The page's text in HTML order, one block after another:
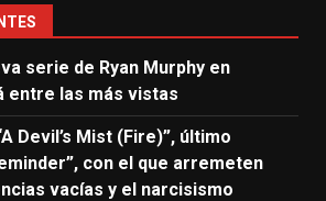
serie de Ryan Murphy en
entre las más vistas
Devil’s Mist (Fire)”, último
con el que arremeten
vacías y el narcisismo